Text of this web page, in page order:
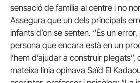
sensació de família al centre i no
Assegura que un dels principals
infants d’on se senten. “És un
persona que encara està en un
l’hem d’ajudar a construir plegats”,
mateixa línia opinava Saïd El